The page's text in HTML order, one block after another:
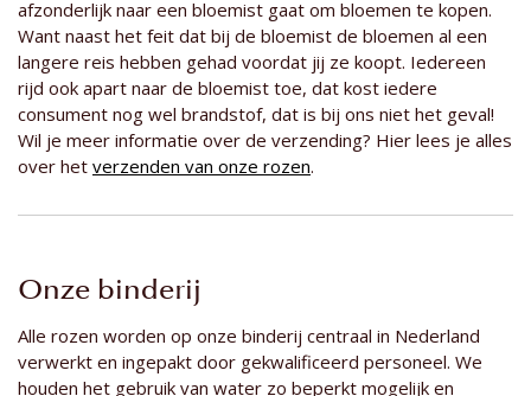
afzonderlijk naar een bloemist gaat om bloemen te kopen.
Want naast het feit dat bij de bloemist de bloemen al een
langere reis hebben gehad voordat jij ze koopt. Iedereen
rijd ook apart naar de bloemist toe, dat kost iedere
consument nog wel brandstof, dat is bij ons niet het geval!
Wil je meer informatie over de verzending? Hier lees je alles
over het verzenden van onze rozen.
Onze binderij
Alle rozen worden op onze binderij centraal in Nederland
verwerkt en ingepakt door gekwalificeerd personeel. We
houden het gebruik van water zo beperkt mogelijk en